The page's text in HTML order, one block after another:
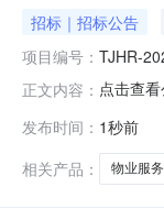
招标｜招标公告
项目编号： TJHR-
正文内容： 点击查
发布时间： 1秒前
相关产品：
物业服务